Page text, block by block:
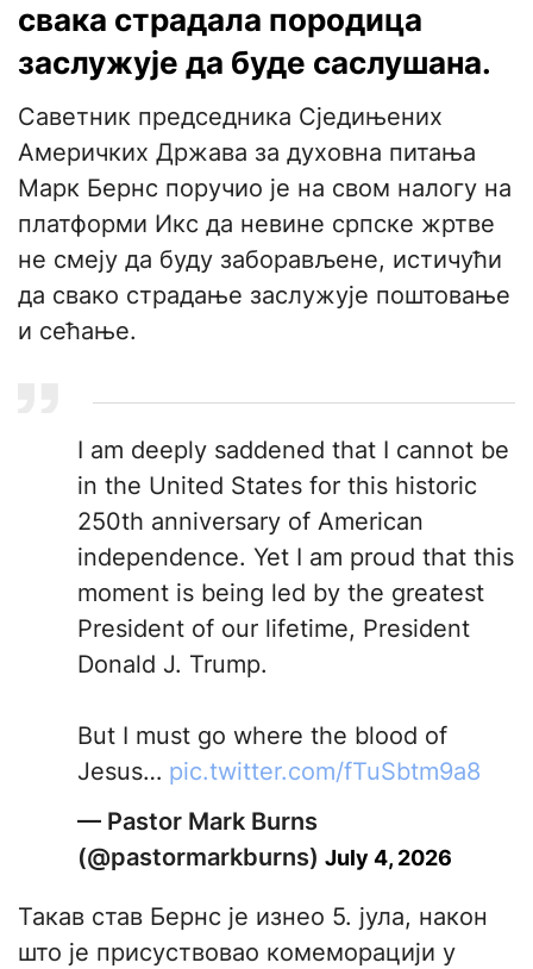
свака страдала породица
заслужује да буде саслушана.
Саветник председника Сједињених
Америчких Држава за духовна питања
Марк Бернс поручио је на свом налогу на
платформи Икс да невине српске жртве
не смеју да буду заборављене, истичући
да свако страдање заслужује поштовање
и сећање.
I am deeply saddened that I cannot be
in the United States for this historic
250th anniversary of American
independence. Yet I am proud that this
moment is being led by the greatest
President of our lifetime, President
Donald J. Trump.
But I must go where the blood of
Jesus… pic.twitter.com/fTuSbtm9a8
— Pastor Mark Burns
(@pastormarkburns) July 4, 2026
Такав став Бернс је изнео 5. јула, након
што је присуствовао комеморацији у